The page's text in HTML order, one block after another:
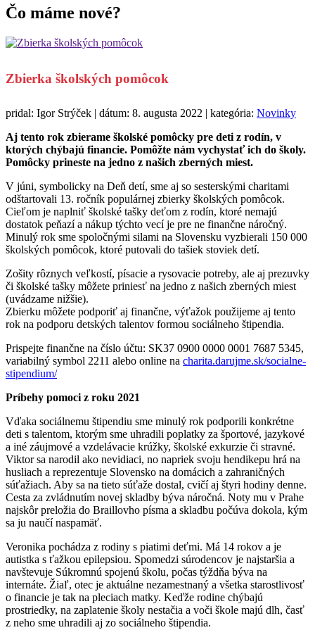
Čo máme nové?
Zbierka školských pomôcok
pridal: Igor Strýček | dátum: 8. augusta 2022 | kategória: Novinky
Aj tento rok zbierame školské pomôcky pre deti z rodín, v
ktorých chýbajú financie. Pomôžte nám vychystať ich do školy.
Pomôcky prineste na jedno z našich zberných miest.
V júni, symbolicky na Deň detí, sme aj so sesterskými charitami
odštartovali 13. ročník populárnej zbierky školských pomôcok.
Cieľom je naplniť školské tašky deťom z rodín, ktoré nemajú
dostatok peňazí a nákup týchto vecí je pre ne finančne náročný.
Minulý rok sme spoločnými silami na Slovensku vyzbierali 150 000
školských pomôcok, ktoré putovali do tašiek stoviek detí.
Zošity rôznych veľkostí, písacie a rysovacie potreby, ale aj prezuvky
či školské tašky môžete priniesť na jedno z našich zberných miest
(uvádzame nižšie).
Zbierku môžete podporiť aj finančne, výťažok použijeme aj tento
rok na podporu detských talentov formou sociálneho štipendia.
Prispejte finančne na číslo účtu: SK37 0900 0000 0001 7687 5345,
variabilný symbol 2211 alebo online na charita.darujme.sk/socialne-
stipendium/
Príbehy pomoci z roku 2021
Vďaka sociálnemu štipendiu sme minulý rok podporili konkrétne
deti s talentom, ktorým sme uhradili poplatky za športové, jazykové
a iné záujmové a vzdelávacie krúžky, školské exkurzie či stravné.
Viktor sa narodil ako nevidiaci, no napriek svoju hendikepu hrá na
husliach a reprezentuje Slovensko na domácich a zahraničných
súťažiach. Aby sa na tieto súťaže dostal, cvičí aj štyri hodiny denne.
Cesta za zvládnutím novej skladby býva náročná. Noty mu v Prahe
najskôr preložia do Braillovho písma a skladbu počúva dokola, kým
sa ju naučí naspamäť.
Veronika pochádza z rodiny s piatimi deťmi. Má 14 rokov a je
autistka s ťažkou epilepsiou. Spomedzi súrodencov je najstaršia a
navštevuje Súkromnú spojenú školu, počas týždňa býva na
internáte. Žiaľ, otec je aktuálne nezamestnaný a všetka starostlivosť
o financie je tak na pleciach matky. Keďže rodine chýbajú
prostriedky, na zaplatenie školy nestačia a voči škole majú dlh, časť
z neho sme uhradili aj zo sociálneho štipendia.